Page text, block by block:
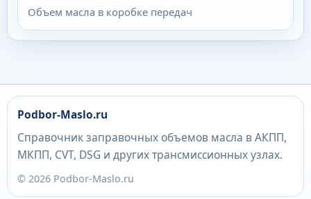
Объем масла в коробке передач
Podbor-Maslo.ru
Справочник заправочных объемов масла в АКПП,
МКПП, CVT, DSG и других трансмиссионных узлах.
© 2026 Podbor-Maslo.ru